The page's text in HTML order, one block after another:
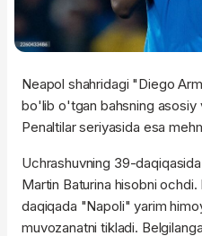
Neapol shahridagi "Diego
bo'lib o'tgan bahsning asosiy
Penaltilar seriyasida esa
Uchrashuvning 39-
Martin Baturina hisobni
daqiqada "Napoli" yarim
muvozanatni tikladi.